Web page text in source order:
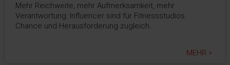
Mehr Reichweite, mehr Aufmerksamkeit, mehr
Verantwortung: Influencer sind für Fitnessstudios
Chance und Herausforderung zugleich.
MEHR >